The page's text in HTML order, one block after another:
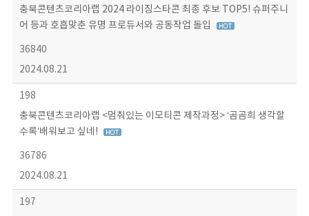
충북콘텐츠코리아랩 2024 라이징스타콘 최종 후보 TOP5! 슈퍼주니
어 등과 호흡맞춘 유명 프로듀서와 공동작업 돌입
36840
2024.08.21
198
충북콘텐츠코리아랩 <멈춰있는 이모티콘 제작과정> ‘곰곰희 생각할
수록’배워보고 싶네!
36786
2024.08.21
197